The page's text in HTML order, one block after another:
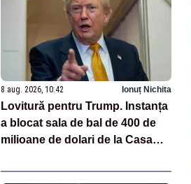
8 aug. 2026, 10:42 Ionuț Nichita
Lovitură pentru Trump. Instanța
a blocat sala de bal de 400 de
milioane de dolari de la Casa